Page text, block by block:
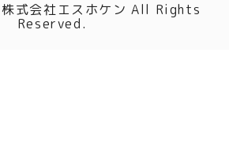
式会社エスホケン All Rights
Reserved.